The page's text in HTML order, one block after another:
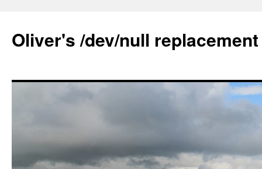
content
Oliver's /dev/null replacement